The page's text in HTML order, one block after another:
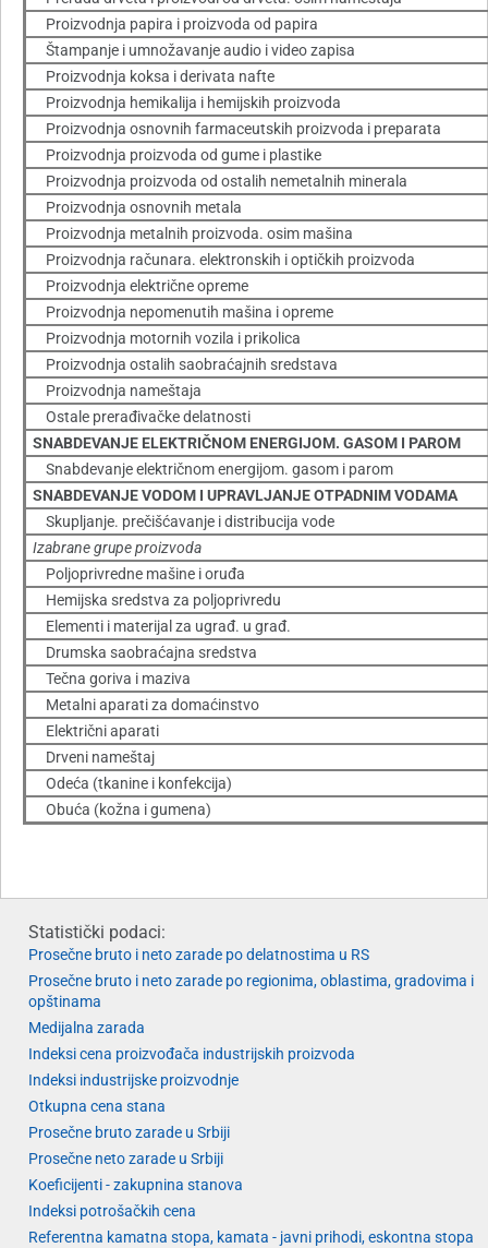
Proizvodnja papira i proizvoda od papira
Štampanje i umnožavanje audio i video zapisa
Proizvodnja koksa i derivata nafte
Proizvodnja hemikalija i hemijskih proizvoda
Proizvodnja osnovnih farmaceutskih proizvoda i preparata
Proizvodnja proizvoda od gume i plastike
Proizvodnja proizvoda od ostalih nemetalnih minerala
Proizvodnja osnovnih metala
Proizvodnja metalnih proizvoda. osim mašina
Proizvodnja računara. elektronskih i optičkih proizvoda
Proizvodnja električne opreme
Proizvodnja nepomenutih mašina i opreme
Proizvodnja motornih vozila i prikolica
Proizvodnja ostalih saobraćajnih sredstava
Proizvodnja nameštaja
Ostale prerađivačke delatnosti
SNABDEVANJE ELEKTRIČNOM ENERGIJOM. GASOM I PAROM
Snabdevanje električnom energijom. gasom i parom
SNABDEVANJE VODOM I UPRAVLJANJE OTPADNIM VODAMA
Skupljanje. prečišćavanje i distribucija vode
Izabrane grupe proizvoda
Poljoprivredne mašine i oruđa
Hemijska sredstva za poljoprivredu
Elementi i materijal za ugrađ. u građ.
Drumska saobraćajna sredstva
Tečna goriva i maziva
Metalni aparati za domaćinstvo
Električni aparati
Drveni nameštaj
Odeća (tkanine i konfekcija)
Obuća (kožna i gumena)
Statistički podaci:
Prosečne bruto i neto zarade po delatnostima u RS
Prosečne bruto i neto zarade po regionima, oblastima, gradovima i
opštinama
Medijalna zarada
Indeksi cena proizvođača industrijskih proizvoda
Indeksi industrijske proizvodnje
Otkupna cena stana
Prosečne bruto zarade u Srbiji
Prosečne neto zarade u Srbiji
Koeficijenti - zakupnina stanova
Indeksi potrošačkih cena
Referentna kamatna stopa, kamata - javni prihodi, eskontna stopa